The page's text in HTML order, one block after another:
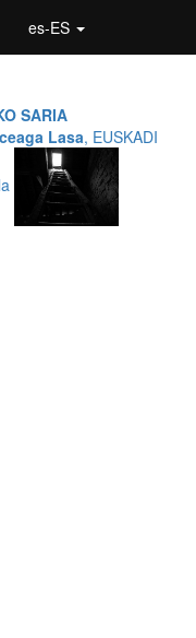
es-ES
SARIA
Lasa, EUSKADI